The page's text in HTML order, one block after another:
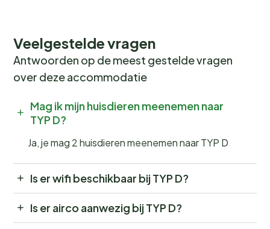
Veelgestelde vragen
Antwoorden op de meest gestelde vragen
over deze accommodatie
Mag ik mijn huisdieren meenemen naar
TYP D?
Ja, je mag 2 huisdieren meenemen naar TYP D
Is er wifi beschikbaar bij TYP D?
Is er airco aanwezig bij TYP D?